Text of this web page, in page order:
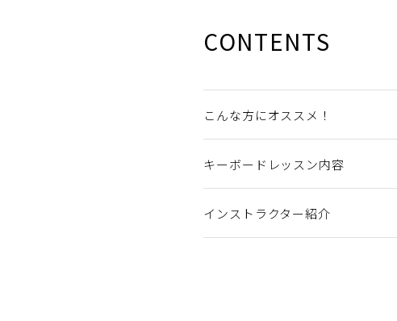
CONTENTS
こんな方にオススメ！
キーボードレッスン内容
インストラクター紹介